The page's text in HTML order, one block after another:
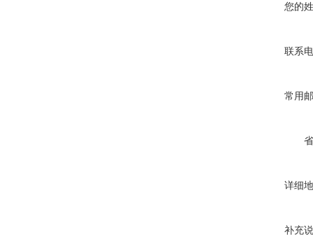
您的
联系
常用
详细
补充